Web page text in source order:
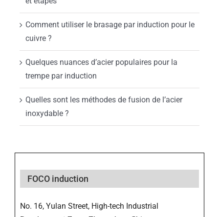
Comment utiliser le brasage par induction pour le
cuivre ?
Quelques nuances d’acier populaires pour la
trempe par induction
Quelles sont les méthodes de fusion de l’acier
inoxydable ?
FOCO induction
No. 16, Yulan Street, High-tech Industrial